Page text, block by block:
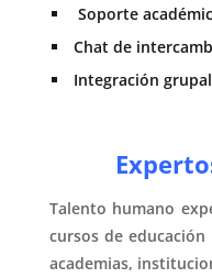
Soporte
Chat de
Integración
Talento humano
cursos de
academias,